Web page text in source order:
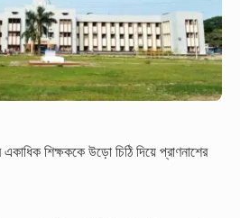
একাধিক শিক্ষককে উড়ো চিঠি দিয়ে প্রাণনাশের